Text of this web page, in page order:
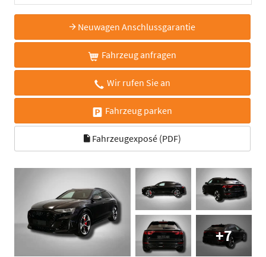
Neuwagen Anschlussgarantie
Fahrzeug anfragen
Wir rufen Sie an
Fahrzeug parken
Fahrzeugexposé (PDF)
+7